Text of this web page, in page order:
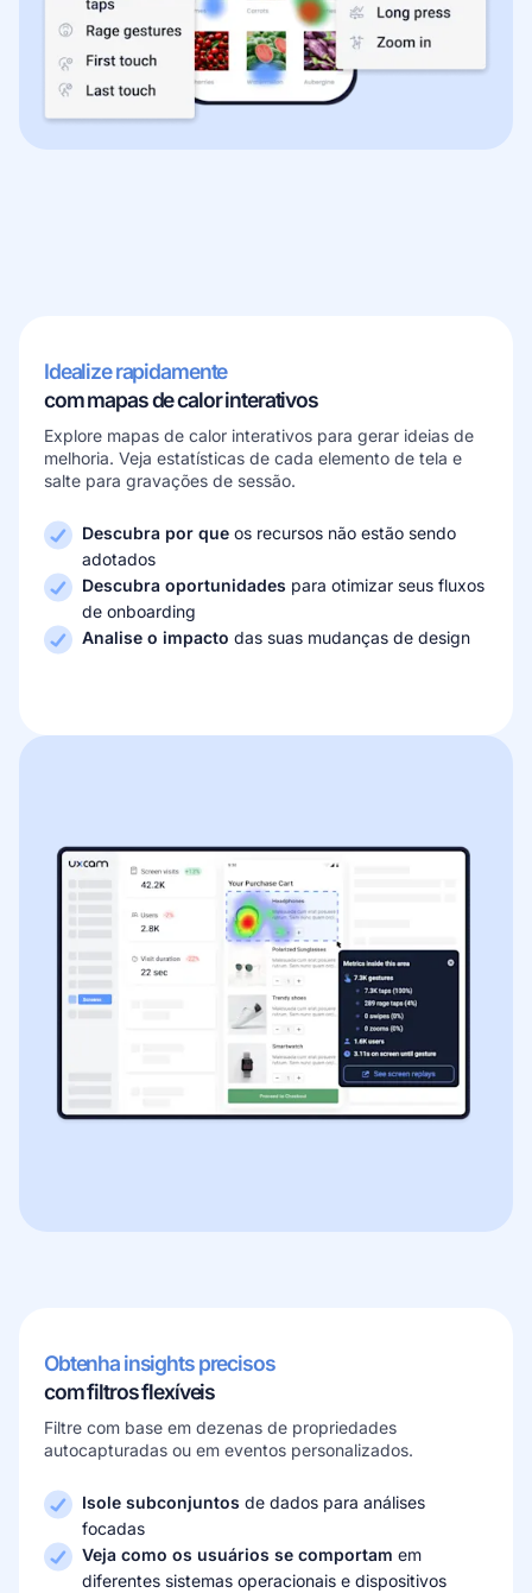
Saiba mais sobre nossa empresa
Idealize rapidamente
com mapas de calor interativos
Explore mapas de calor interativos para gerar ideias de
melhoria. Veja estatísticas de cada elemento de tela e
salte para gravações de sessão.
Descubra por que os recursos não estão sendo
adotados
Descubra oportunidades para otimizar seus fluxos
de onboarding
Analise o impacto das suas mudanças de design
Obtenha insights precisos
com filtros flexíveis
Filtre com base em dezenas de propriedades
autocapturadas ou em eventos personalizados.
Isole subconjuntos de dados para análises
focadas
Veja como os usuários se comportam em
diferentes sistemas operacionais e dispositivos